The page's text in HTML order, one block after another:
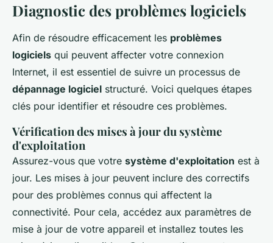
Diagnostic des problèmes logiciels
Afin de résoudre efficacement les problèmes
logiciels qui peuvent affecter votre connexion
Internet, il est essentiel de suivre un processus de
dépannage logiciel structuré. Voici quelques étapes
clés pour identifier et résoudre ces problèmes.
Vérification des mises à jour du système
d'exploitation
Assurez-vous que votre système d'exploitation est à
jour. Les mises à jour peuvent inclure des correctifs
pour des problèmes connus qui affectent la
connectivité. Pour cela, accédez aux paramètres de
mise à jour de votre appareil et installez toutes les